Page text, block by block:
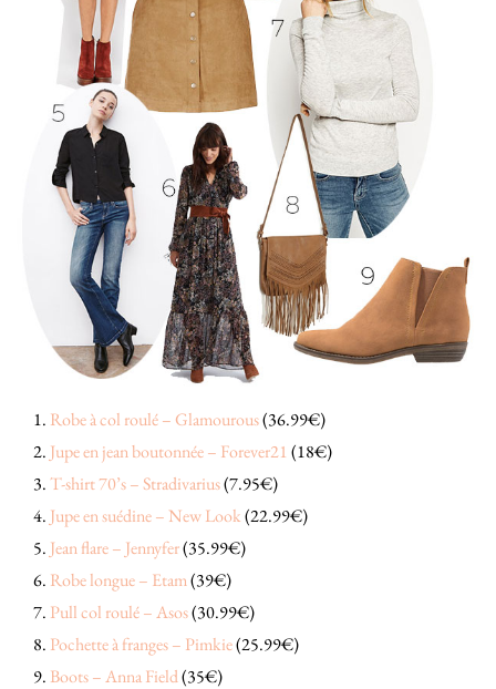
Robe à col roulé – Glamourous(36.99€)
Jupe en jean boutonnée – Forever21(18€)
T-shirt 70’s – Stradivarius(7.95€)
Jupe en suédine – New Look(22.99€)
Jean flare – Jennyfer(35.99€)
Robe longue – Etam(39€)
Pull col roulé – Asos(30.99€)
Pochette à franges – Pimkie(25.99€)
Boots – Anna Field(35€)